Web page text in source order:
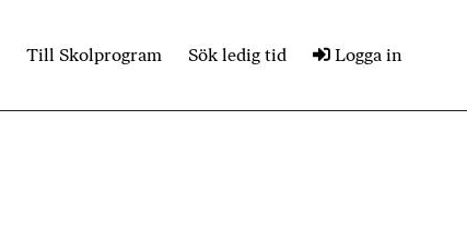
Till Skolprogram Sök ledig tid Logga in